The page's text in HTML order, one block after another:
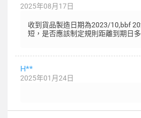
2025年08月17日
收到貨品製造日期為2023/10,bbf
短，是否應該制定規則距離到期日
H**
2025年01月24日